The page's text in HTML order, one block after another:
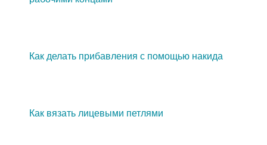
Как делать прибавления с помощью накида
Как вязать лицевыми петлями